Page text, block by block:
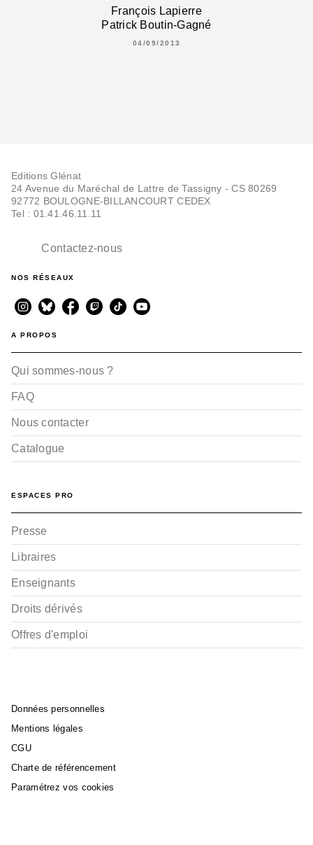
François Lapierre
Patrick Boutin-Gagné
04/09/2013
Editions Glénat
24 Avenue du Maréchal de Lattre de Tassigny - CS 80269
92772 BOULOGNE-BILLANCOURT CEDEX
Tel : 01.41.46.11.11
Contactez-nous
NOS RÉSEAUX
A PROPOS
Qui sommes-nous ?
FAQ
Nous contacter
Catalogue
ESPACES PRO
Presse
Libraires
Enseignants
Droits dérivés
Offres d'emploi
Données personnelles
Mentions légales
CGU
Charte de référencement
Paramétrez vos cookies